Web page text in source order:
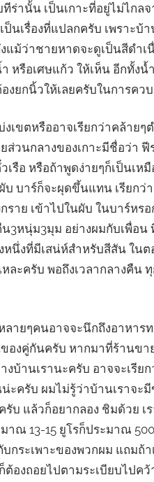
ทีร่านั้น เป็นเกาะที่อยู่ไม่ไก
ป็นเรื่องที่แปลกครับ เพราะ
แม้ว่าชายหาดจะดูเป็นสีดำ
หรือเศษแก้ว ให้เห็น อีกทั้ง
งยกนิ้วให้เลยครับในการค
งเขตหรืออาจเรียกว่าคล้าย
ส่วนกลางของเกาะมีชื่อว่า
รือ หรือถ้าพูดง่ายๆก็เป็นเ
บ บาร์ก็จะผุดขึ้นแทน เรียก
าย เข้าไปในผับ ในบาร์หร
3หนุ่ม3มุม อย่างผมกับเพื่อ
นึ่งที่มีเสน่ห์สำหรับสีสัน ใน
ละครับ พอถึงเวลากลางคืน
ลายๆคนอาจจะนึกถึงอาหา
ของคู่กันครับ หากมาที่ร้านข
งบ้านเรานะครับ อาจจะเรีย
ครับ ผมไม่รู้ว่าบ้านเราจะ
รับ แล้วก็อยากลอง ชิมด้วย
าณ 13-15 ยูโรก็ประมาณ
กระเพาะของพวกผม แถม
ต้องถอยไปตามระเบียบไปค